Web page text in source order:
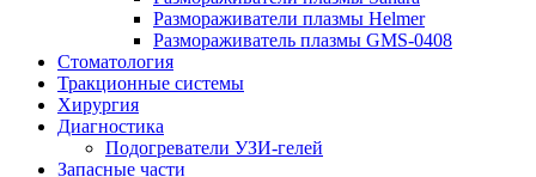
Размораживатели плазмы Helmer
Размораживатель плазмы GMS-0408
Стоматология
Тракционные системы
Хирургия
Диагностика
Подогреватели УЗИ-гелей
Запасные части